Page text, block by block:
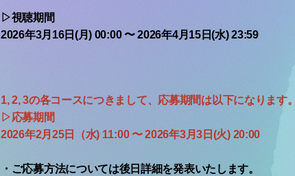
▷視聴期間
2026年3月16日(月) 00:00 〜 2026年4月15日(水) 23:59
1, 2, 3の各コースにつきまして、応募期間は以下になります。
▷応募期間
2026年2月25日（水) 11:00 〜 2026年3月3日(火) 20:00
・ご応募方法については後日詳細を発表いたします。